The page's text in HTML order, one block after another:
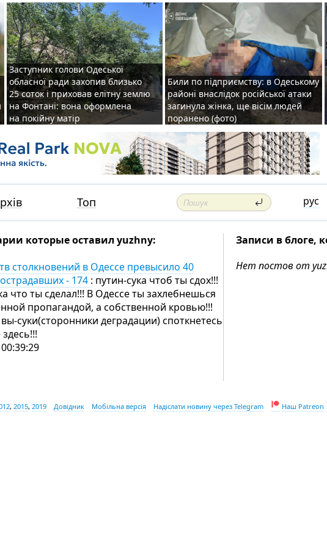
Заступник голови Одеської
обласної ради захопив близько
25 соток і приховав елітну землю
на Фонтані: вона оформлена
на покійну матір
Били по підприємству: в Одеському
районі внаслідок російської атаки
загинула жінка, ще вісім людей
поранено (фото)
Топ рус
которые оставил yuzhny:
столкновений в Одессе превысило 40
- 174 : путин-сука чтоб ты сдох!!!
что ты сделал!!! В Одессе ты захлебнешься
пропагандой, а собственной кровью!!!
суки(сторонники деградации) споткнетесь
Записи в блоге,
Нет постов от
, 2015, 2019 Довідник Мобільна версія Надіслати новину через Telegram Наш Patreon